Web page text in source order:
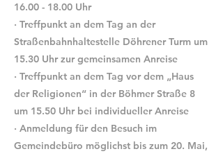
16.00 - 18.00 Uhr
· Treffpunkt an dem Tag an der
Straßenbahnhaltestelle Döhrener Turm um
15.30 Uhr zur gemeinsamen Anreise
· Treffpunkt an dem Tag vor dem „Haus
der Religionen“ in der Böhmer Straße 8
um 15.50 Uhr bei individueller Anreise
· Anmeldung für den Besuch im
Gemeindebüro möglichst bis zum 20. Mai,